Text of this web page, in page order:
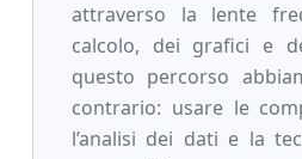
attraverso la lente
calcolo, dei grafici e
questo percorso
contrario: usare le
l’analisi dei dati e la